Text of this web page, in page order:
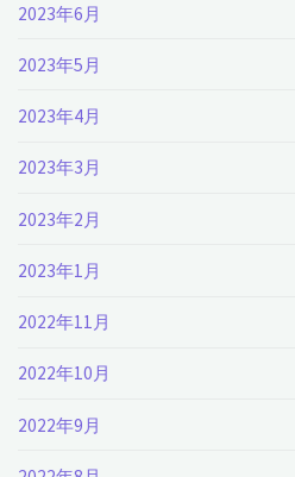
2023年6月
2023年5月
2023年4月
2023年3月
2023年2月
2023年1月
2022年11月
2022年10月
2022年9月